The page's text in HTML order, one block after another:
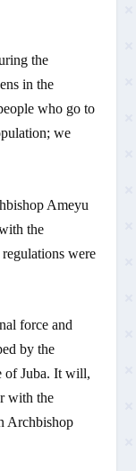
the
in the
who go to
we
Ameyu
the
were
force and
by the
of Juba. It will,
with the
Archbishop